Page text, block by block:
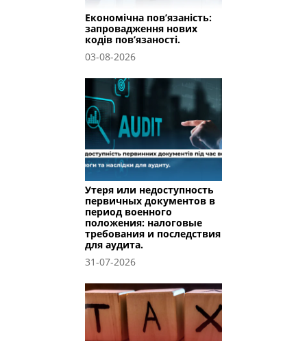
Економічна пов’язаність:
запровадження нових
кодів пов’язаності.
03-08-2026
Утеря или недоступность
первичных документов в
период военного
положения: налоговые
требования и последствия
для аудита.
31-07-2026